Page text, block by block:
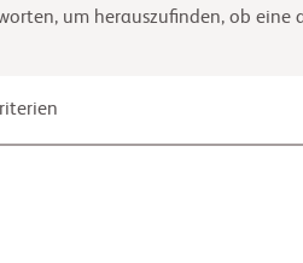
um herauszufinden, ob eine